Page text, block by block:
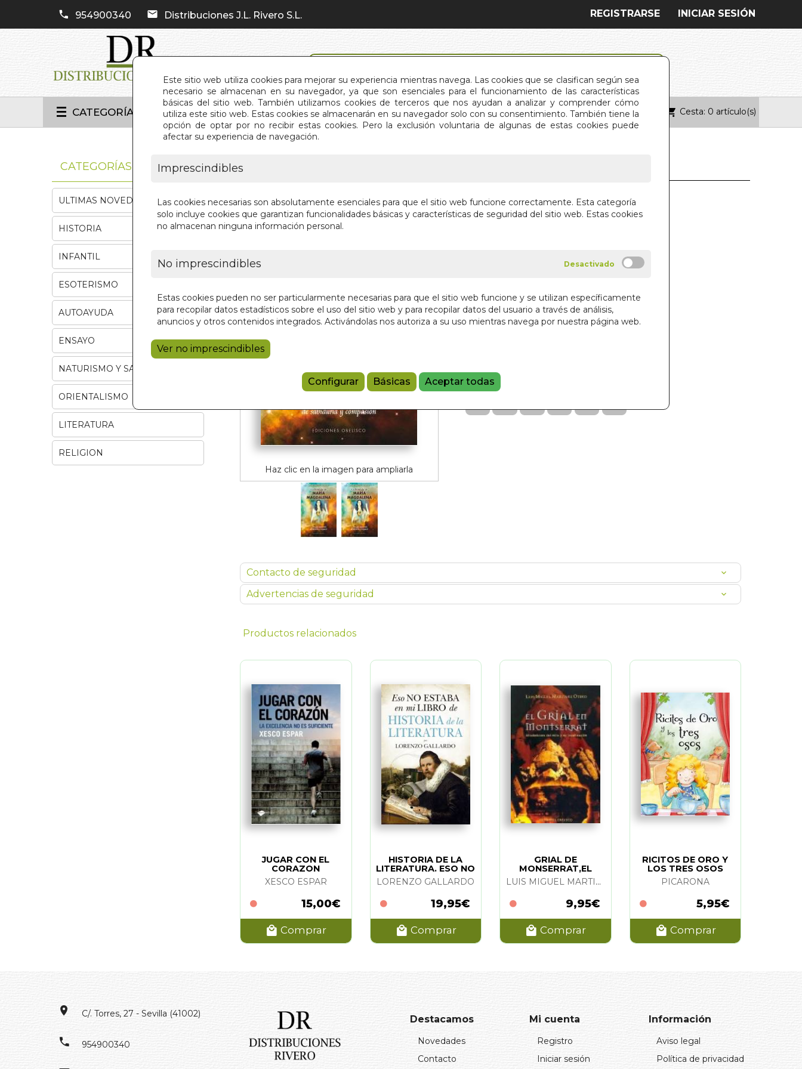
Este sitio web utiliza cookies para mejorar su experiencia mientras navega. Las cookies que se clasifican según sea
necesario se almacenan en su navegador, ya que son esenciales para el funcionamiento de las características
básicas del sitio web. También utilizamos cookies de terceros que nos ayudan a analizar y comprender cómo
utiliza este sitio web. Estas cookies se almacenarán en su navegador solo con su consentimiento. También tiene la
opción de optar por no recibir estas cookies. Pero la exclusión voluntaria de algunas de estas cookies puede
afectar su experiencia de navegación.
Imprescindibles
Las cookies necesarias son absolutamente esenciales para que el sitio web funcione correctamente. Esta categoría
solo incluye cookies que garantizan funcionalidades básicas y características de seguridad del sitio web. Estas cookies
no almacenan ninguna información personal.
No imprescindibles
Estas cookies pueden no ser particularmente necesarias para que el sitio web funcione y se utilizan específicamente
para recopilar datos estadísticos sobre el uso del sitio web y para recopilar datos del usuario a través de análisis,
anuncios y otros contenidos integrados. Activándolas nos autoriza a su uso mientras navega por nuestra página web.
Ver no imprescindibles
Configurar Básicas Aceptar todas
954900340 Distribuciones J.L. Rivero S.L. INICIAR SESIÓN
REGISTRARSE
CATEGORÍAS INICIO QUIÉNES SOMOS CONTACTO Cesta: 0 artículo(s)
Haz clic en la imagen para ampliarla
LLAMADA DE MARIA
MAGDALENA. LA
16,00 €
Añadir a la cesta
Referencia:
Contacto de seguridad
Advertencias de seguridad
Productos relacionados
JUGAR CON EL
CORAZON
XESCO ESPAR
15,00€
Comprar
HISTORIA DE LA
LITERATURA. ESO NO
ESTABA...
LORENZO GALLARDO
19,95€
Comprar
GRIAL DE
MONSERRAT,EL
LUIS MIGUEL MARTINEZ OTERO
9,95€
Comprar
RICITOS DE ORO Y
LOS TRES OSOS
PICARONA
5,95€
Comprar
CATEGORÍAS
ULTIMAS NOVEDADES
HISTORIA
INFANTIL
ESOTERISMO
AUTOAYUDA
ENSAYO
NATURISMO Y SALUD
ORIENTALISMO
LITERATURA
RELIGION
C/. Torres, 27 - Sevilla (41002)
954900340
Destacamos
Novedades
Contacto
Mi cuenta
Registro
Iniciar sesión
Información
Aviso legal
Política de privacidad